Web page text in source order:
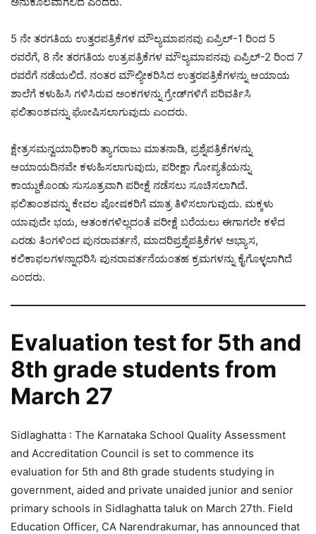
5 ನೇ ತರಗತಿಯ ಉತ್ತರಪತ್ರಿಕೆಗಳ ಮೌಲ್ಯಮಾಪನವು ಏಪ್ರಿಲ್-1 ರಿಂದ 5
ರವರೆಗೆ, 8 ನೇ ತರಗತಿಯ ಉತ್ರಪತ್ರಿಕೆಗಳ ಮೌಲ್ಯಮಾಪನವು ಏಪ್ರಿಲ್-2 ರಿಂದ 7
ರವರೆಗೆ ನಡೆಯಲಿದೆ. ನಂತರ ಮೌಲ್ಯೀಕರಿಸಿದ ಉತ್ತರಪತ್ರಿಕೆಗಳನ್ನು ಆಯಾಯ
ಶಾಲೆಗೆ ಕಳುಹಿಸಿ ಗಳಿಸಿರುವ ಅಂಕಗಳನ್ನು ಗ್ರೇಡ್‌ಗಳಿಗೆ ಪರಿವರ್ತಿಸಿ
ಫಲಿತಾಂಶವನ್ನು ಘೋಷಿಸಲಾಗುವುದು ಎಂದರು.
ಕ್ಷೇತ್ರಸಮನ್ವಯಾಧಿಕಾರಿ ತ್ಯಾಗರಾಜು ಮಾತನಾಡಿ, ಪ್ರಶ್ನೆಪತ್ರಿಕೆಗಳನ್ನು
ಆಯಾಯದಿನವೇ ಕಳುಹಿಸಲಾಗುವುದು, ಪರೀಕ್ಷಾ ಗೋಪ್ಯತೆಯನ್ನು
ಕಾಯ್ದುಕೊಂಡು ಸುಸೂತ್ರವಾಗಿ ಪರೀಕ್ಷೆ ನಡೆಸಲು ಸೂಚಿಸಲಾಗಿದೆ.
ಫಲಿತಾಂಶವನ್ನು ಕೇವಲ ಪೋಷಕರಿಗೆ ಮಾತ್ರ ತಿಳಿಸಲಾಗುವುದು. ಮಕ್ಕಳು
ಯಾವುದೇ ಭಯ, ಆತಂಕಗಳಿಲ್ಲದಂತೆ ಪರೀಕ್ಷೆ ಬರೆಯಲು ಈಗಾಗಲೇ ಕಳೆದ
ಎರಡು ತಿಂಗಳಿಂದ ಪುನರಾವರ್ತನೆ, ಮಾದರಿಪ್ರಶ್ನೆಪತ್ರಿಕೆಗಳ ಅಭ್ಯಾಸ,
ಕಲಿಕಾಫಲಗಳನ್ನಾಧರಿಸಿ ಪುನರಾವರ್ತನೆಯಂತಹ ಕ್ರಮಗಳನ್ನು ಕೈಗೊಳ್ಳಲಾಗಿದೆ
ಎಂದರು.
Evaluation test for 5th and
8th grade students from
March 27
Sidlaghatta : The Karnataka School Quality Assessment
and Accreditation Council is set to commence its
evaluation for 5th and 8th grade students studying in
government, aided and private unaided junior and senior
primary schools in Sidlaghatta taluk on March 27th. Field
Education Officer, CA Narendrakumar, has announced that